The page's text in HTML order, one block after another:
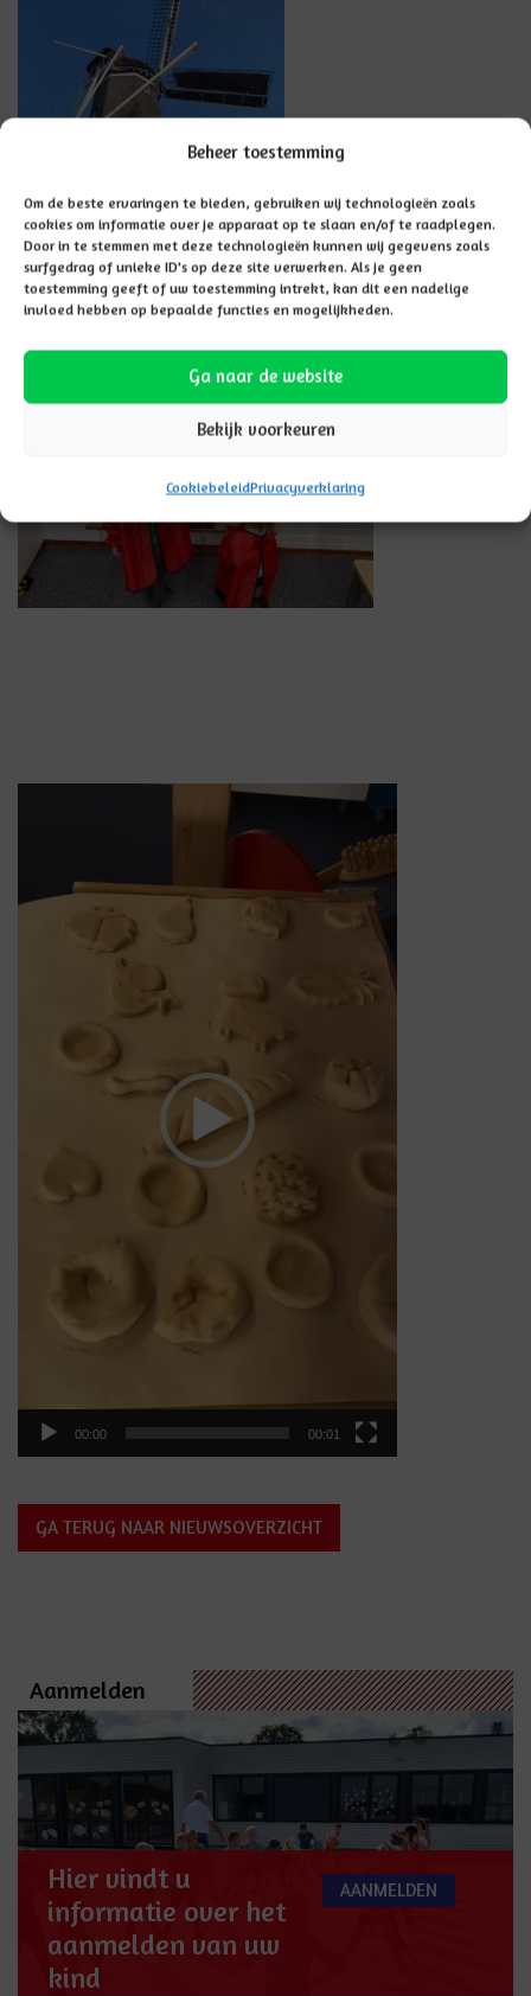
Beheer toestemming
Om de beste ervaringen te bieden, gebruiken wij technologieën zoals
cookies om informatie over je apparaat op te slaan en/of te raadplegen.
Door in te stemmen met deze technologieën kunnen wij gegevens zoals
surfgedrag of unieke ID's op deze site verwerken. Als je geen
toestemming geeft of uw toestemming intrekt, kan dit een nadelige
invloed hebben op bepaalde functies en mogelijkheden.
Ga naar de website
Bekijk voorkeuren
CookiebeleidPrivacyverklaring
00:00 00:01
GA TERUG NAAR NIEUWSOVERZICHT
Aanmelden
Hier vindt u
informatie over het
aanmelden van uw
kind
AANMELDEN